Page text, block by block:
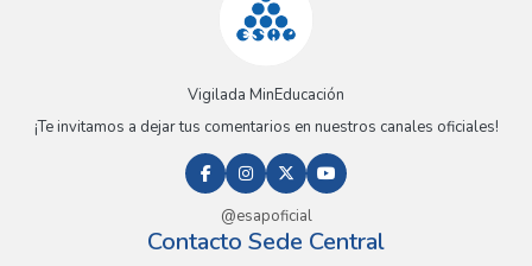
Vigilada MinEducación
¡Te invitamos a dejar tus comentarios en nuestros canales oficiales!
@esapoficial
Contacto Sede Central